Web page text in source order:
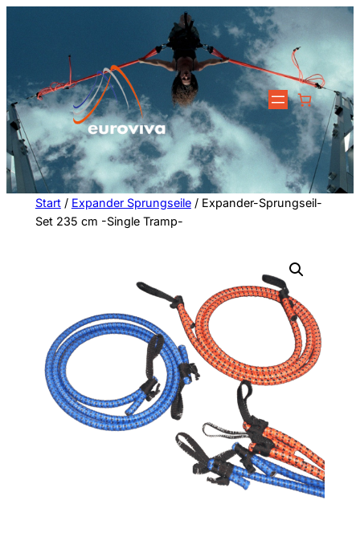
Start/ Expander Sprungseile/ Expander-Sprungseil-
Set 235 cm -Single Tramp-